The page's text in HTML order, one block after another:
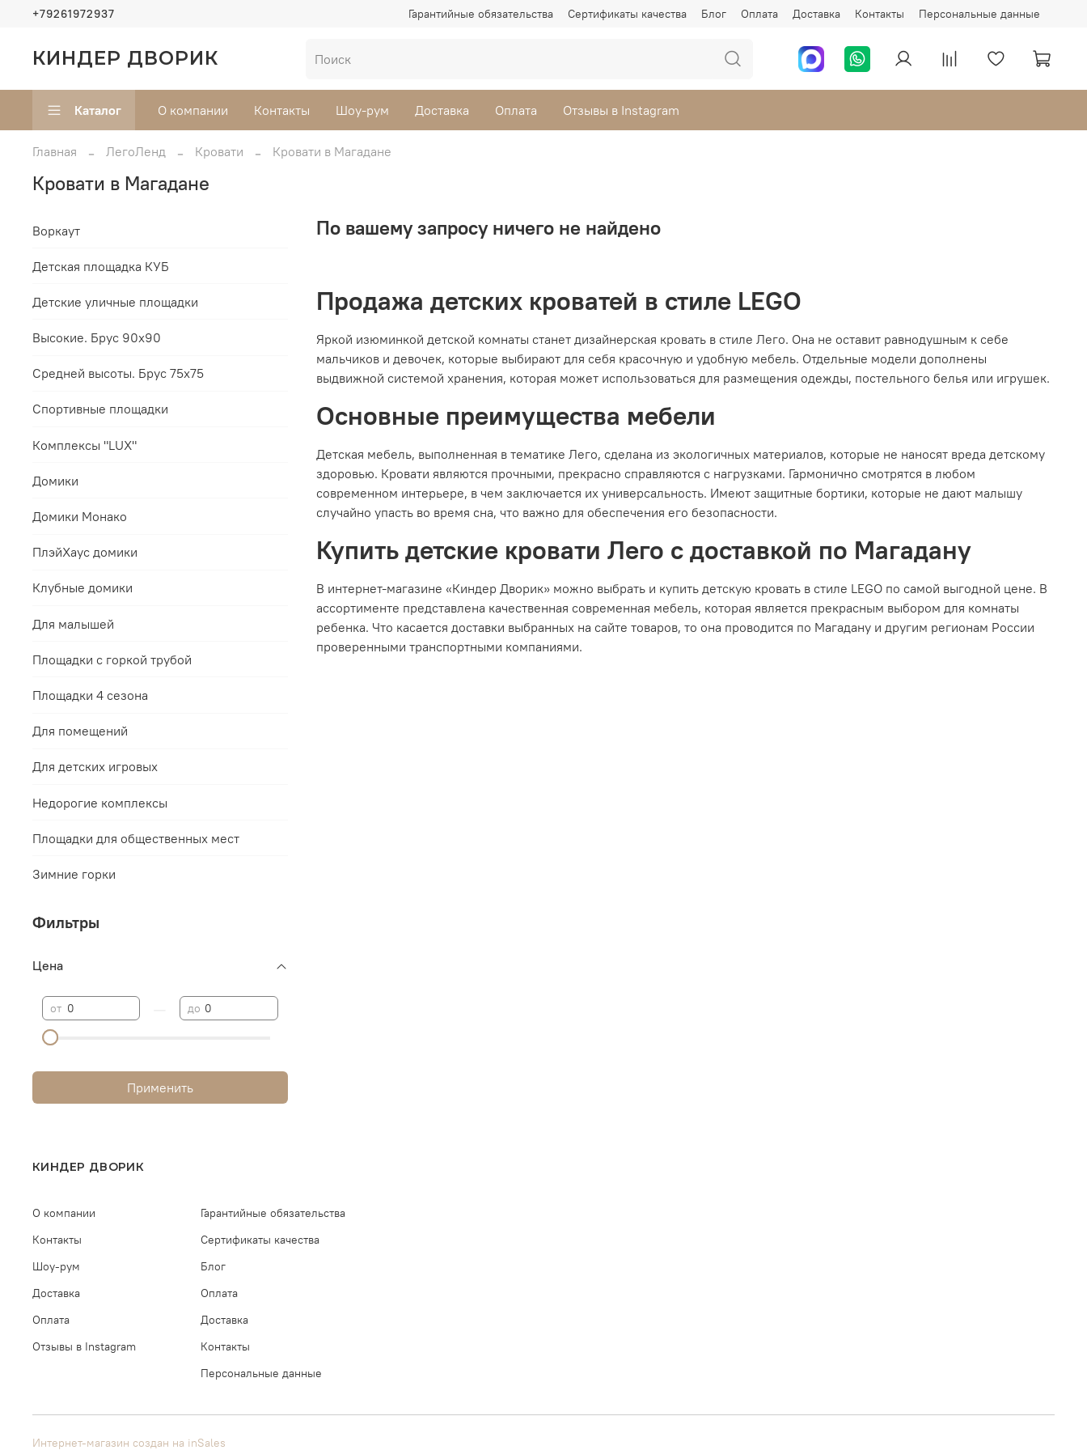
Гарантийные обязательства Сертификаты качества Блог Оплата Доставка Контакты Персональные данные
+79261972937
КИНДЕР ДВОРИК
Каталог О компании Контакты Шоу-рум Доставка Оплата Отзывы в Instagram
Главная ЛегоЛенд Кровати Кровати в Магадане
Кровати в Магадане
По вашему запросу ничего не найдено
Продажа детских кроватей в стиле LEGO
Яркой изюминкой детской комнаты станет дизайнерская кровать в стиле Лего. Она не оставит равнодушным к себе
мальчиков и девочек, которые выбирают для себя красочную и удобную мебель. Отдельные модели дополнены
выдвижной системой хранения, которая может использоваться для размещения одежды, постельного белья или игрушек.
Основные преимущества мебели
Детская мебель, выполненная в тематике Лего, сделана из экологичных материалов, которые не наносят вреда детскому
здоровью. Кровати являются прочными, прекрасно справляются с нагрузками. Гармонично смотрятся в любом
современном интерьере, в чем заключается их универсальность. Имеют защитные бортики, которые не дают малышу
случайно упасть во время сна, что важно для обеспечения его безопасности.
Купить детские кровати Лего с доставкой по Магадану
В интернет-магазине «Киндер Дворик» можно выбрать и купить детскую кровать в стиле LEGO по самой выгодной цене. В
ассортименте представлена качественная современная мебель, которая является прекрасным выбором для комнаты
ребенка. Что касается доставки выбранных на сайте товаров, то она проводится по Магадану и другим регионам России
проверенными транспортными компаниями.
Воркаут
Детская площадка КУБ
Детские уличные площадки
Высокие. Брус 90х90
Средней высоты. Брус 75х75
Спортивные площадки
Комплексы "LUX"
Домики
Домики Монако
ПлэйХаус домики
Клубные домики
Для малышей
Площадки с горкой трубой
Площадки 4 сезона
Для помещений
Для детских игровых
Недорогие комплексы
Площадки для общественных мест
Зимние горки
Фильтры
Цена
от до
Применить
КИНДЕР ДВОРИК
О компании
Контакты
Шоу-рум
Доставка
Оплата
Отзывы в Instagram
Гарантийные обязательства
Сертификаты качества
Блог
Оплата
Доставка
Контакты
Персональные данные
Интернет-магазин создан на inSales